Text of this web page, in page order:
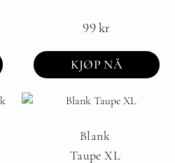
99kr
KJØP NÅ
Blank
Taupe XL